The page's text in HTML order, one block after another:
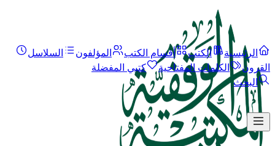
الرئيسية الكتب أقسام الكتب المؤلفون
السلاسل
القرون
الكلمات المفتاحية
كتبي المفضلة
البحث